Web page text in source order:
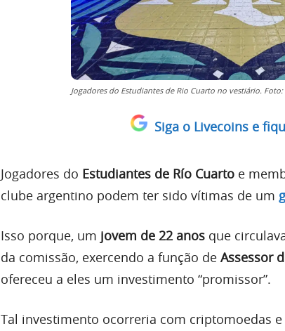
Jogadores do Estudiantes de Rio Cuarto no vestiário. Foto:
Siga o Livecoins e
Jogadores do Estudiantes de Río Cuarto e
clube argentino podem ter sido vítimas de um
Isso porque, um jovem de 22 anos que
da comissão, exercendo a função de Assessor
ofereceu a eles um investimento “promissor”.
Tal investimento ocorreria com criptomoedas